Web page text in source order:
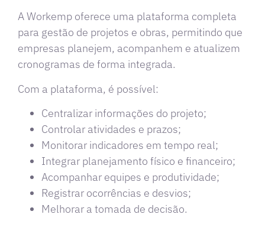
A Workemp oferece uma plataforma completa
para gestão de projetos e obras, permitindo que
empresas planejem, acompanhem e atualizem
cronogramas de forma integrada.
Com a plataforma, é possível:
Centralizar informações do projeto;
Controlar atividades e prazos;
Monitorar indicadores em tempo real;
Integrar planejamento físico e financeiro;
Acompanhar equipes e produtividade;
Registrar ocorrências e desvios;
Melhorar a tomada de decisão.